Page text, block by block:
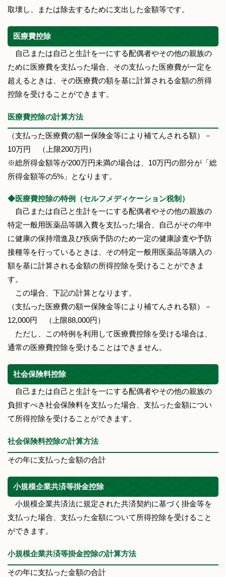
取壊し、または除去するために支出した金額等です。
医療費控除
自己または自己と生計を一にする配偶者やその他の親族の
ために医療費を支払った場合、その支払った医療費が一定を
超えるときは、その医療費の額を基に計算される金額の所得
控除を受けることができます。
医療費控除の計算方法
（支払った医療費の額ー保険金等により補てんされる額）－
10万円 （上限200万円）
※総所得金額等が200万円未満の場合は、10万円の部分が「総
所得金額等の5%」となります。
◆医療費控除の特例（セルフメディケーション税制）
自己または自己と生計を一にする配偶者やその他の親族の
特定一般用医薬品等購入費を支払った場合、自己がその年中
に健康の保持増進及び疾病予防のため一定の健康診査や予防
接種等を行っているときは、その特定一般用医薬品等購入の
額を基に計算される金額の所得控除を受けることができま
す。
この場合、下記の計算となります。
（支払った医療費の額ー保険金等により補てんされる額）－
12,000円 （上限88,000円）
ただし、この特例を利用して医療費控除を受ける場合は、
通常の医療費控除を受けることはできません。
社会保険料控除
自己または自己と生計を一にする配偶者やその他の親族の
負担すべき社会保険料を支払った場合、支払った金額につい
て所得控除を受けることができます。
社会保険料控除の計算方法
その年に支払った金額の合計
小規模企業共済等掛金控除
小規模企業共済法に規定された共済契約に基づく掛金等を
支払った場合、支払った金額について所得控除を受けること
ができます。
小規模企業共済等掛金控除の計算方法
その年に支払った金額の合計